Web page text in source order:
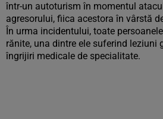
într-un autoturism în momentul
agresorului, fiica acestora în vârstă
În urma incidentului, toate
rănite, una dintre ele suferind leziuni
îngrijiri medicale de specialitate.